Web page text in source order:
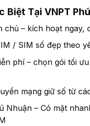
Biệt Tại VNPT
chủ – kích hoạt ngay,
/ SIM số đẹp theo
phí – chọn gói tối
mạng giữ số từ
Nhuận – Có mặt